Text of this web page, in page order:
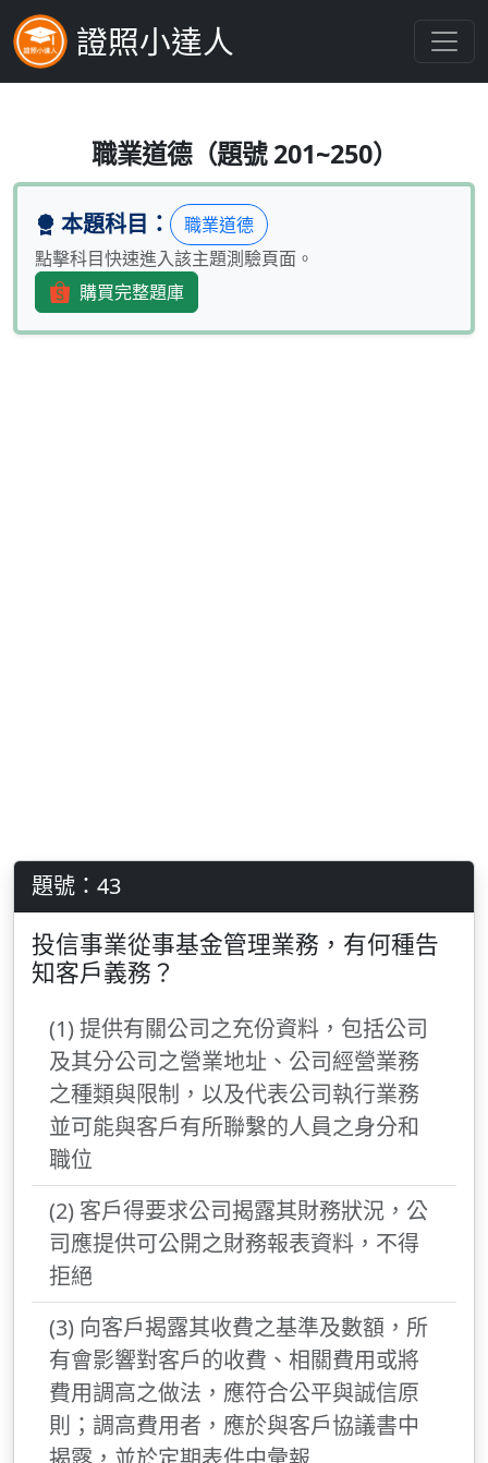
證照小達人
投信事業從事基金管理業務，
職業道德（題號 201~250）
本題科目：
職業道德
點擊科目快速進入該主題測驗頁面。
購買完整題庫
題號：43
投信事業從事基金管理業務，有何種告
知客戶義務？
(1) 提供有關公司之充份資料，包括公司
及其分公司之營業地址、公司經營業務
之種類與限制，以及代表公司執行業務
並可能與客戶有所聯繫的人員之身分和
職位
(2) 客戶得要求公司揭露其財務狀況，公
司應提供可公開之財務報表資料，不得
拒絕
(3) 向客戶揭露其收費之基準及數額，所
有會影響對客戶的收費、相關費用或將
費用調高之做法，應符合公平與誠信原
則；調高費用者，應於與客戶協議書中